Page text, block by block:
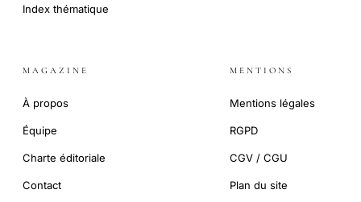
Index thématique
MAGAZINE
À propos
Équipe
Charte éditoriale
Contact
MENTIONS
Mentions légales
RGPD
CGV / CGU
Plan du site